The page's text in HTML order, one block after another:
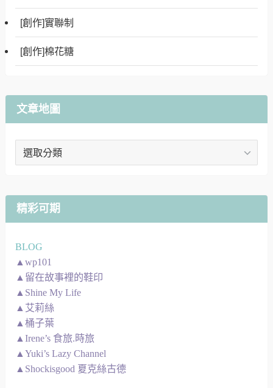
[創作]實聯制
[創作]棉花糖
文章地圖
文
精彩可期
BLOG
▲wp101
▲留在故事裡的鞋印
▲Shine My Life
▲艾莉絲
▲桶子葉
▲Irene’s 食旅.時旅
▲Yuki’s Lazy Channel
▲Shockisgood 夏克絲古德